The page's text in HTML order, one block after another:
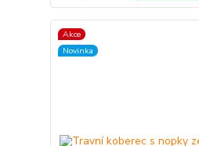
Akce
Novinka